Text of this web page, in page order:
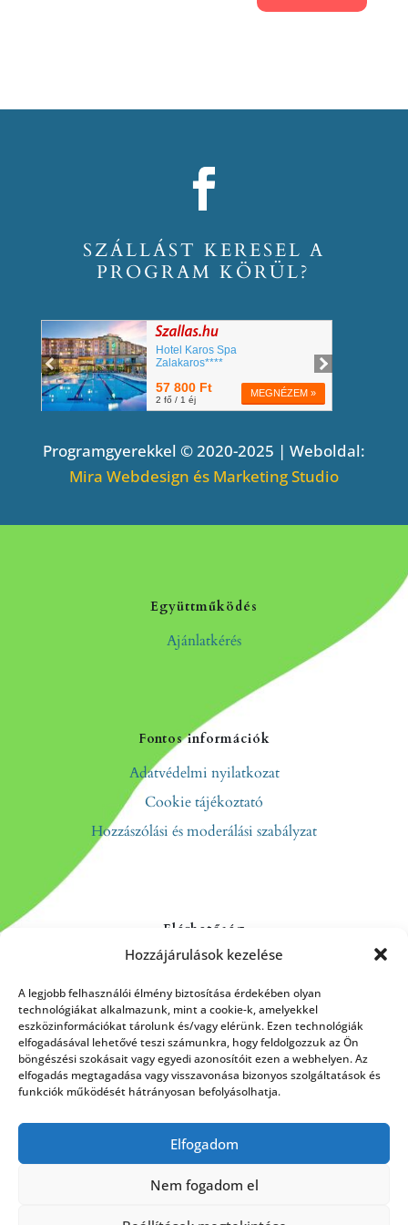
Hozzájárulások kezelése
A legjobb felhasználói élmény biztosítása érdekében olyan
technológiákat alkalmazunk, mint a cookie-k, amelyekkel
eszközinformációkat tárolunk és/vagy elérünk. Ezen technológiák
elfogadásával lehetővé teszi számunkra, hogy feldolgozzuk az Ön
böngészési szokásait vagy egyedi azonosítóit ezen a webhelyen. Az
elfogadás megtagadása vagy visszavonása bizonyos szolgáltatások és
funkciók működését hátrányosan befolyásolhatja.
Elfogadom
Nem fogadom el
SZÁLLÁST KERESEL A
PROGRAM KÖRÜL?
Programgyerekkel © 2020-2025 | Weboldal:
Mira Webdesign és Marketing Studio
Együttműködés
Ajánlatkérés
Fontos információk
Adatvédelmi nyilatkozat
Cookie tájékoztató
Hozzászólási és moderálási szabályzat
Elérhetőség
Kapcsolat
Rólunk
HÍRLEVÉL FELIRATKOZÁS